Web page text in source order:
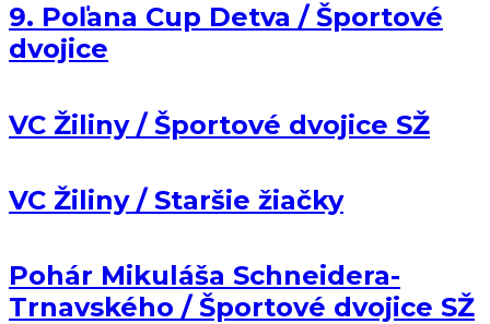
9. Poľana Cup Detva / Športové
dvojice
VC Žiliny / Športové dvojice SŽ
VC Žiliny / Staršie žiačky
Pohár Mikuláša Schneidera-
Trnavského / Športové dvojice SŽ